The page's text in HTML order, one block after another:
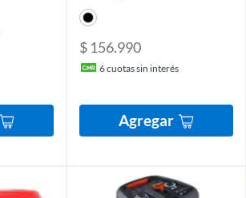
$ 156.990
6cuotas sin interés
Agregar